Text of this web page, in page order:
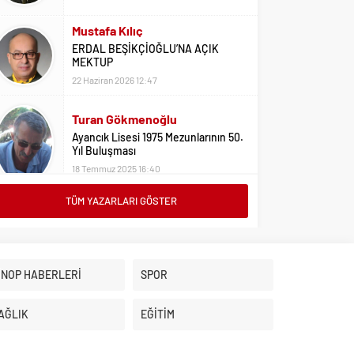
Mustafa Kılıç
ERDAL BEŞİKÇİOĞLU’NA AÇIK
MEKTUP
22 Haziran 2026 12:47
Turan Gökmenoğlu
Ayancık Lisesi 1975 Mezunlarının 50.
Yıl Buluşması
18 Temmuz 2025 16:40
Adil Yıldız
Üniversite Tercihleri İçin Öneriler
TÜM YAZARLARI GÖSTER
HABERLERİ SPOR
EĞİTİM